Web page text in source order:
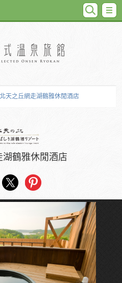
天之丘網走湖鶴雅休閒酒店
湖鶴雅休閒酒店